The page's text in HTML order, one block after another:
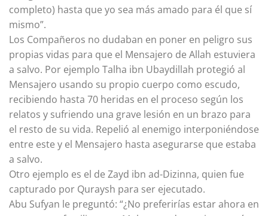
completo) hasta que yo sea más amado para él que sí
mismo”.
Los Compañeros no dudaban en poner en peligro sus
propias vidas para que el Mensajero de Allah estuviera
a salvo. Por ejemplo Talha ibn Ubaydillah protegió al
Mensajero usando su propio cuerpo como escudo,
recibiendo hasta 70 heridas en el proceso según los
relatos y sufriendo una grave lesión en un brazo para
el resto de su vida. Repelió al enemigo interponiéndose
entre este y el Mensajero hasta asegurarse que estaba
a salvo.
Otro ejemplo es el de Zayd ibn ad-Dizinna, quien fue
capturado por Quraysh para ser ejecutado.
Abu Sufyan le preguntó: “¿No preferirías estar ahora en